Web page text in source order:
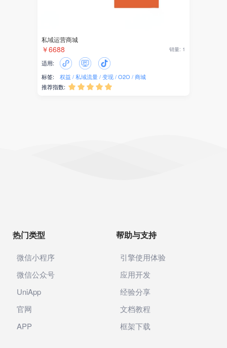
私域运营商城
￥6688 销量: 1
适用:
标签:
权益 私域流量 变现 O2O
商城
推荐指数:     
热门类型
微信小程序
微信公众号
UniApp
官网
APP
帮助与支持
引擎使用体验
应用开发
经验分享
文档教程
框架下载